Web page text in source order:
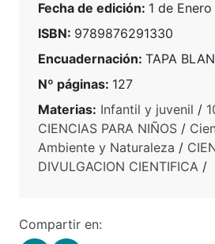
Fecha de edición: 1 de
ISBN: 9789876291330
Encuadernación: TAPA
Nº páginas: 127
Materias: Infantil y juvenil /
CIENCIAS PARA NIÑOS /
Ambiente y Naturaleza /
DIVULGACION CIENTIFICA /
Compartir en: